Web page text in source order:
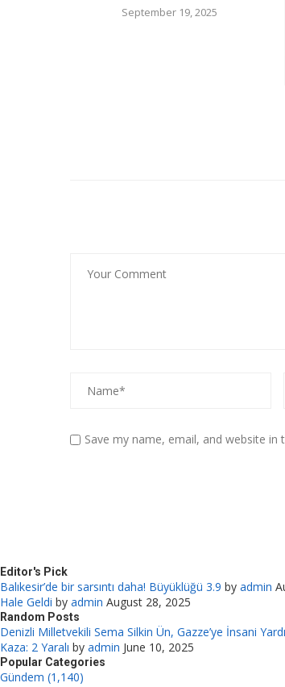
September 19, 2025
Save my name, email, and website
Editor's Pick
Balıkesir’de bir sarsıntı daha! Büyüklüğü 3.9 by admin
Hale Geldi by admin August 28, 2025
Random Posts
Denizli Milletvekili Sema Silkin Ün, Gazze’ye İnsani
Kaza: 2 Yaralı by admin June 10, 2025
Popular Categories
Gündem (1,140)